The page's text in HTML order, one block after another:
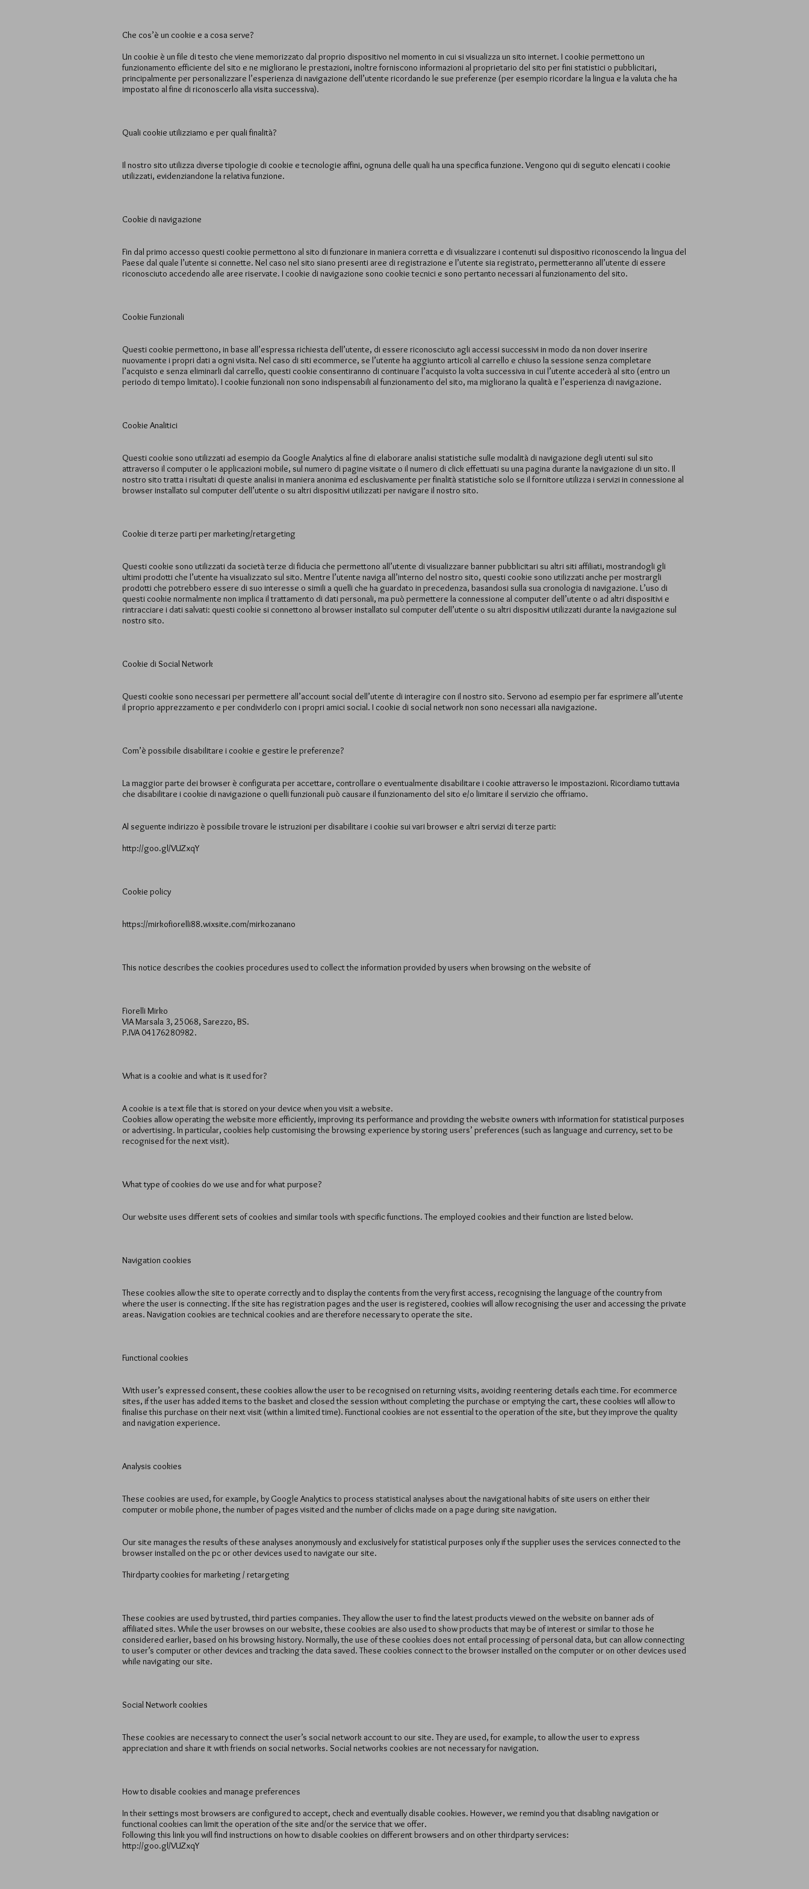
Che cos’è un cookie e a cosa serve?
Un cookie è un file di testo che viene memorizzato dal proprio dispositivo nel momento in cui si visualizza un sito internet. I cookie permettono un
funzionamento efficiente del sito e ne migliorano le prestazioni, inoltre forniscono informazioni al proprietario del sito per fini statistici o pubblicitari,
principalmente per personalizzare l’esperienza di navigazione dell’utente ricordando le sue preferenze (per esempio ricordare la lingua e la valuta che ha
impostato al fine di riconoscerlo alla visita successiva).
Quali cookie utilizziamo e per quali finalità?
Il nostro sito utilizza diverse tipologie di cookie e tecnologie affini, ognuna delle quali ha una specifica funzione. Vengono qui di seguito elencati i cookie
utilizzati, evidenziandone la relativa funzione.
Cookie di navigazione
Fin dal primo accesso questi cookie permettono al sito di funzionare in maniera corretta e di visualizzare i contenuti sul dispositivo riconoscendo la lingua del
Paese dal quale l’utente si connette. Nel caso nel sito siano presenti aree di registrazione e l’utente sia registrato, permetteranno all’utente di essere
riconosciuto accedendo alle aree riservate. I cookie di navigazione sono cookie tecnici e sono pertanto necessari al funzionamento del sito.
Cookie Funzionali
Questi cookie permettono, in base all’espressa richiesta dell’utente, di essere riconosciuto agli accessi successivi in modo da non dover inserire
nuovamente i propri dati a ogni visita. Nel caso di siti e­commerce, se l’utente ha aggiunto articoli al carrello e chiuso la sessione senza completare
l’acquisto e senza eliminarli dal carrello, questi cookie consentiranno di continuare l’acquisto la volta successiva in cui l’utente accederà al sito (entro un
periodo di tempo limitato). I cookie funzionali non sono indispensabili al funzionamento del sito, ma migliorano la qualità e l’esperienza di navigazione.
Cookie Analitici
Questi cookie sono utilizzati ad esempio da Google Analytics al fine di elaborare analisi statistiche sulle modalità di navigazione degli utenti sul sito
attraverso il computer o le applicazioni mobile, sul numero di pagine visitate o il numero di click effettuati su una pagina durante la navigazione di un sito. Il
nostro sito tratta i risultati di queste analisi in maniera anonima ed esclusivamente per finalità statistiche solo se il fornitore utilizza i servizi in connessione al
browser installato sul computer dell’utente o su altri dispositivi utilizzati per navigare il nostro sito.
Cookie di terze parti per marketing/retargeting
Questi cookie sono utilizzati da società terze di fiducia che permettono all’utente di visualizzare banner pubblicitari su altri siti affiliati, mostrandogli gli
ultimi prodotti che l’utente ha visualizzato sul sito. Mentre l’utente naviga all’interno del nostro sito, questi cookie sono utilizzati anche per mostrargli
prodotti che potrebbero essere di suo interesse o simili a quelli che ha guardato in precedenza, basandosi sulla sua cronologia di navigazione. L’uso di
questi cookie normalmente non implica il trattamento di dati personali, ma può permettere la connessione al computer dell’utente o ad altri dispositivi e
rintracciare i dati salvati: questi cookie si connettono al browser installato sul computer dell’utente o su altri dispositivi utilizzati durante la navigazione sul
nostro sito.
Cookie di Social Network
Questi cookie sono necessari per permettere all’account social dell’utente di interagire con il nostro sito. Servono ad esempio per far esprimere all’utente
il proprio apprezzamento e per condividerlo con i propri amici social. I cookie di social network non sono necessari alla navigazione.
Com’è possibile disabilitare i cookie e gestire le preferenze?
La maggior parte dei browser è configurata per accettare, controllare o eventualmente disabilitare i cookie attraverso le impostazioni. Ricordiamo tuttavia
che disabilitare i cookie di navigazione o quelli funzionali può causare il funzionamento del sito e/o limitare il servizio che offriamo.
Al seguente indirizzo è possibile trovare le istruzioni per disabilitare i cookie sui vari browser e altri servizi di terze parti:
http://goo.gl/VUZxqY
Cookie policy
https://mirkofiorelli88.wixsite.com/mirkozanano
This notice describes the cookies procedures used to collect the information provided by users when browsing on the website of
Fiorelli Mirko
VIA Marsala 3, 25068, Sarezzo, BS.
P.IVA 04176280982.
What is a cookie and what is it used for?
A cookie is a text file that is stored on your device when you visit a website.
Cookies allow operating the website more efficiently, improving its performance and providing the website owners with information for statistical purposes
or advertising. In particular, cookies help customising the browsing experience by storing users’ preferences (such as language and currency, set to be
recognised for the next visit).
What type of cookies do we use and for what purpose?
Our website uses different sets of cookies and similar tools with specific functions. The employed cookies and their function are listed below.
Navigation cookies
These cookies allow the site to operate correctly and to display the contents from the very first access, recognising the language of the country from
where the user is connecting. If the site has registration pages and the user is registered, cookies will allow recognising the user and accessing the private
areas. Navigation cookies are technical cookies and are therefore necessary to operate the site.
Functional cookies
With user’s expressed consent, these cookies allow the user to be recognised on returning visits, avoiding re­entering details each time. For ecommerce
sites, if the user has added items to the basket and closed the session without completing the purchase or emptying the cart, these cookies will allow to
finalise this purchase on their next visit (within a limited time). Functional cookies are not essential to the operation of the site, but they improve the quality
and navigation experience.
Analysis cookies
These cookies are used, for example, by Google Analytics to process statistical analyses about the navigational habits of site users on either their
computer or mobile phone, the number of pages visited and the number of clicks made on a page during site navigation.
Our site manages the results of these analyses anonymously and exclusively for statistical purposes only if the supplier uses the services connected to the
browser installed on the pc or other devices used to navigate our site.
Third­party cookies for marketing / retargeting
These cookies are used by trusted, third parties companies. They allow the user to find the latest products viewed on the website on banner ads of
affiliated sites. While the user browses on our website, these cookies are also used to show products that may be of interest or similar to those he
considered earlier, based on his browsing history. Normally, the use of these cookies does not entail processing of personal data, but can allow connecting
to user’s computer or other devices and tracking the data saved. These cookies connect to the browser installed on the computer or on other devices used
while navigating our site.
Social Network cookies
These cookies are necessary to connect the user’s social network account to our site. They are used, for example, to allow the user to express
appreciation and share it with friends on social networks. Social networks cookies are not necessary for navigation.
How to disable cookies and manage preferences
In their settings most browsers are configured to accept, check and eventually disable cookies. However, we remind you that disabling navigation or
functional cookies can limit the operation of the site and/or the service that we offer.
Following this link you will find instructions on how to disable cookies on different browsers and on other third­party services:
http://goo.gl/VUZxqY